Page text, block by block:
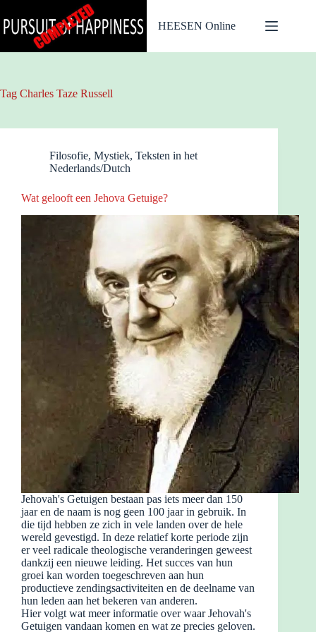
naar
de
HEESEN Online
Tag Charles Taze Russell
Filosofie, Mystiek, Teksten in het
Nederlands/Dutch
Wat gelooft een Jehova Getuige?
Jehovah's Getuigen bestaan ​​pas iets meer dan 150
jaar en de naam is nog geen 100 jaar in gebruik. In
die tijd hebben ze zich in vele landen over de hele
wereld gevestigd. In deze relatief korte periode zijn
er veel radicale theologische veranderingen geweest
dankzij een nieuwe leiding. Het succes van hun
groei kan worden toegeschreven aan hun
productieve zendingsactiviteiten en de deelname van
hun leden aan het bekeren van anderen.
Hier volgt wat meer informatie over waar Jehovah's
Getuigen vandaan komen en wat ze precies geloven.